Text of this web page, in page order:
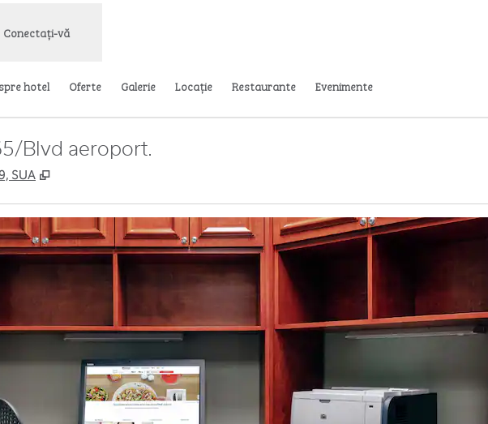
Conectați-vă
hotel Oferte Galerie Locaţie Restaurante Evenimente
Blvd aeroport.
SUA ,